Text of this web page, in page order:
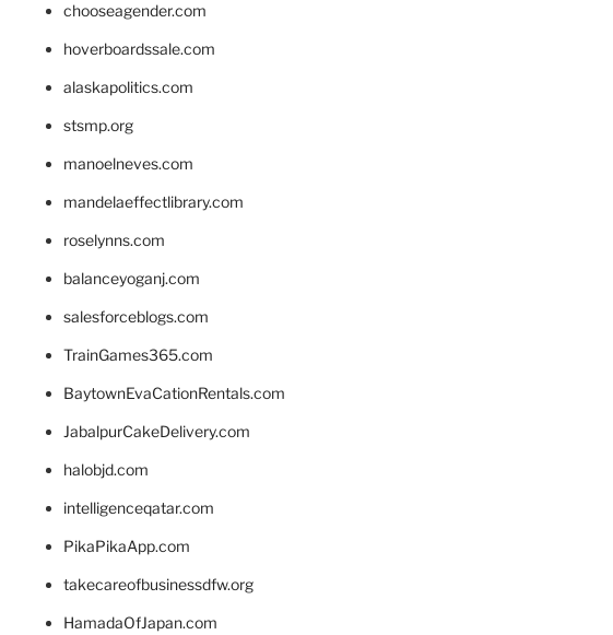
chooseagender.com
hoverboardssale.com
alaskapolitics.com
stsmp.org
manoelneves.com
mandelaeffectlibrary.com
roselynns.com
balanceyoganj.com
salesforceblogs.com
TrainGames365.com
BaytownEvaCationRentals.com
JabalpurCakeDelivery.com
halobjd.com
intelligenceqatar.com
PikaPikaApp.com
takecareofbusinessdfw.org
HamadaOfJapan.com